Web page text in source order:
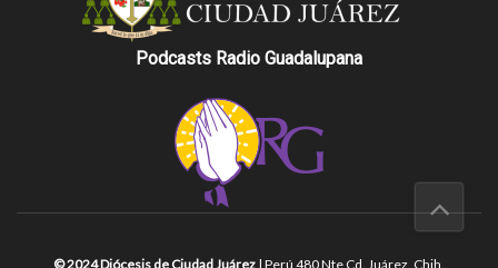
Podcasts Radio Guadalupana
© 2024 Diócesis de Ciudad Juárez | Perú 480 Nte Cd. Juárez, Chih.